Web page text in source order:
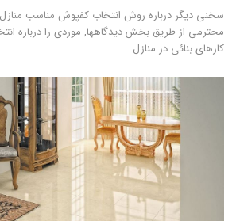
سخنی دیگر درباره روش انتخاب کفپوش مناسب منازل
محترمی از طریق بخش دیدگاهها, موردی را درباره
کارهای بنائی در منازل…